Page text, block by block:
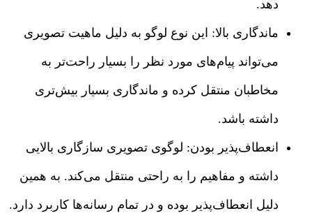
دهد.
ماندگاری بالا: این نوع لوگو به دلیل ماهیت تصویری
می‌تواند پیام‌های مورد نظر را بسیار راحت‌تر به
مخاطبان منتقل کرده و ماندگاری بسیار بیش‌تری
داشته باشد.
انعطاف‌پذیر بودن: لوگوی تصویری سازگاری بالایی
داشته و مفاهیم را به راحتی منتقل می‌کند. به همین
دلیل انعطاف‌پذیر بوده و در تمام رسانه‌ها کاربرد دارد.